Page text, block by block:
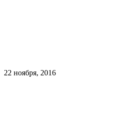
22 ноября, 2016